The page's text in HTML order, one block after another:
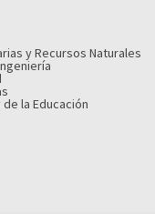
y Recursos Naturales
la Educación